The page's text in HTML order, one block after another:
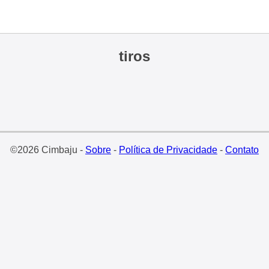
tiros
©2026 Cimbaju - Sobre- Política de Privacidade- Contato